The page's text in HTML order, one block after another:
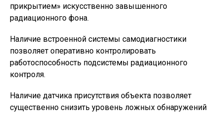
прикрытием» искусственно завышенного
радиационного фона.
Наличие встроенной системы самодиагностики
позволяет оперативно контролировать
работоспособность подсистемы радиационного
контроля.
Наличие датчика присутствия объекта позволяет
существенно снизить уровень ложных обнаружений